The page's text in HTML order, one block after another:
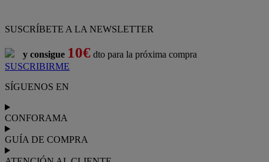
SUSCRÍBETE A LA NEWSLETTER
y consigue 10€ dto para la próxima compra
SUSCRIBIRME
SÍGUENOS EN
CONFORAMA
GUÍA DE COMPRA